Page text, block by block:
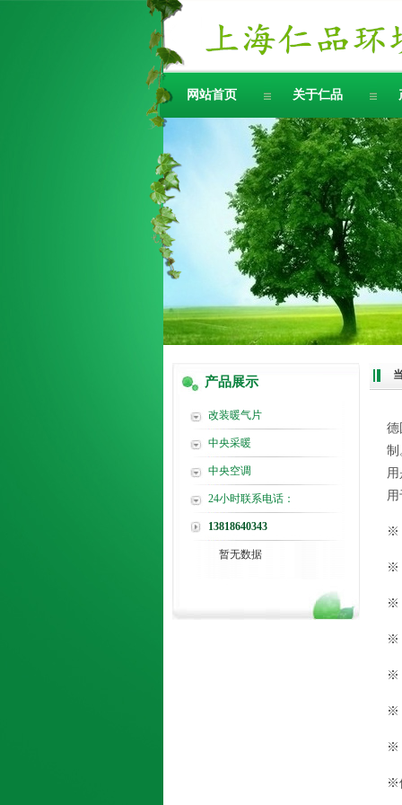
网站首页 关于仁品
产品展示
改装暖气片
中央采暖
中央空调
24小时联系电话：
13818640343
暂无数据
德
制
※
※
※
※
※
※
※
※